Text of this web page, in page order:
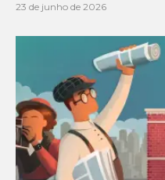
23 de junho de 2026